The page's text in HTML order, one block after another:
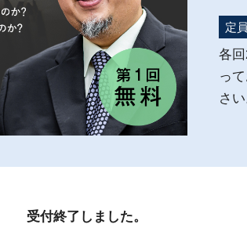
定員
各
っ
さい
受付終了しました。